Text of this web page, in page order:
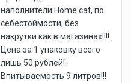
наполнители Home cat, по
себестоймости, без
накрутки как в магазинах!!!!
Цена за 1 упаковку всего
лишь 50 рублей!
Впитываемость 9 литров!!!